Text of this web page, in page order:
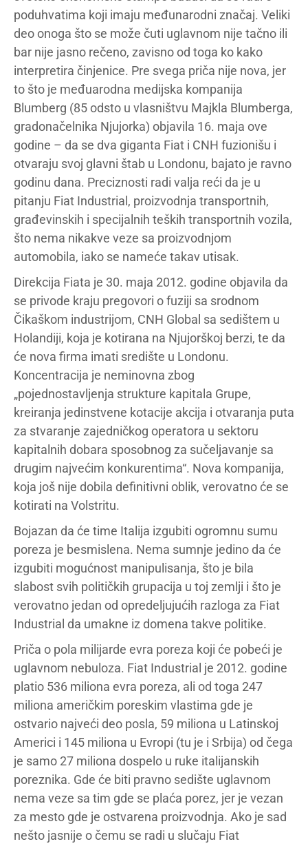
poduhvatima koji imaju međunarodni značaj. Veliki
deo onoga što se može čuti uglavnom nije tačno ili
bar nije jasno rečeno, zavisno od toga ko kako
interpretira činjenice. Pre svega priča nije nova, jer
to što je međuarodna medijska kompanija
Blumberg (85 odsto u vlasništvu Majkla Blumberga,
gradonačelnika Njujorka) objavila 16. maja ove
godine – da se dva giganta Fiat i CNH fuzionišu i
otvaraju svoj glavni štab u Londonu, bajato je ravno
godinu dana. Preciznosti radi valja reći da je u
pitanju Fiat Industrial, proizvodnja transportnih,
građevinskih i specijalnih teških transportnih vozila,
što nema nikakve veze sa proizvodnjom
automobila, iako se nameće takav utisak.
Direkcija Fiata je 30. maja 2012. godine objavila da
se privode kraju pregovori o fuziji sa srodnom
Čikaškom industrijom, CNH Global sa sedištem u
Holandiji, koja je kotirana na Njujorškoj berzi, te da
će nova firma imati središte u Londonu.
Koncentracija je neminovna zbog
„pojednostavljenja strukture kapitala Grupe,
kreiranja jedinstvene kotacije akcija i otvaranja puta
za stvaranje zajedničkog operatora u sektoru
kapitalnih dobara sposobnog za sučeljavanje sa
drugim najvećim konkurentima“. Nova kompanija,
koja još nije dobila definitivni oblik, verovatno će se
kotirati na Volstritu.
Bojazan da će time Italija izgubiti ogromnu sumu
poreza je besmislena. Nema sumnje jedino da će
izgubiti mogućnost manipulisanja, što je bila
slabost svih političkih grupacija u toj zemlji i što je
verovatno jedan od opredeljujućih razloga za Fiat
Industrial da umakne iz domena takve politike.
Priča o pola milijarde evra poreza koji će pobeći je
uglavnom nebuloza. Fiat Industrial je 2012. godine
platio 536 miliona evra poreza, ali od toga 247
miliona američkim poreskim vlastima gde je
ostvario najveći deo posla, 59 miliona u Latinskoj
Americi i 145 miliona u Evropi (tu je i Srbija) od čega
je samo 27 miliona dospelo u ruke italijanskih
poreznika. Gde će biti pravno sedište uglavnom
nema veze sa tim gde se plaća porez, jer je vezan
za mesto gde je ostvarena proizvodnja. Ako je sad
nešto jasnije o čemu se radi u slučaju Fiat